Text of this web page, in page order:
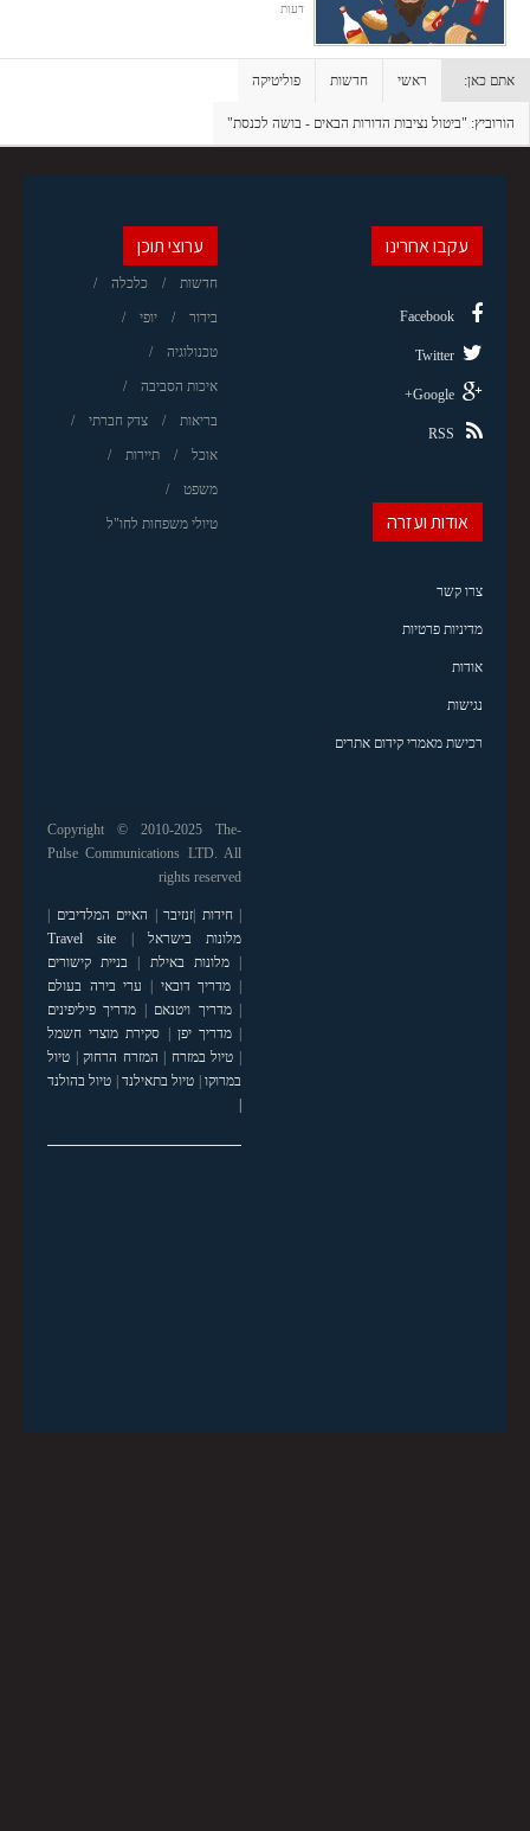
דעות
אתם כאן: ראשי חדשות פוליטיקה
הורוביץ: "ביטול נציבות הדורות הבאים - בושה לכנסת"
ערוצי תוכן
חדשות כלכלה
בידור יופי
טכנולוגיה
איכות הסביבה
בריאות צדק חברתי
אוכל תיירות
משפט
טיולי משפחות לחו"ל
עקבו אחרינו
Facebook
Twitter
Google+
RSS
אודות ועזרה
צרו קשר
מדיניות פרטיות
אודות
נגישות
רכישת מאמרי קידום אתרים
Copyright © 2010-2025 The-
Pulse Communications LTD. All
rights reserved
|חידות |זנזיבר | האיים המלדיבים |
מלונות בישראל |
Travel site
|מלונות באילת | בניית קישורים
| מדריך דובאי | ערי בירה בעולם
|מדריך ויטנאם | מדריך פיליפינים
|מדריך יפן | סקירת מוצרי חשמל
| טיול במזרח | המזרח הרחוק| טיול
במרוקו| טיול בתאילנד| טיול בהולנד
|